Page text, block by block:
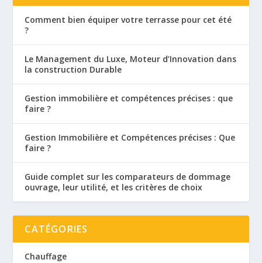
Comment bien équiper votre terrasse pour cet été
?
Le Management du Luxe, Moteur d’Innovation dans
la construction Durable
Gestion immobilière et compétences précises : que
faire ?
Gestion Immobilière et Compétences précises : Que
faire ?
Guide complet sur les comparateurs de dommage
ouvrage, leur utilité, et les critères de choix
CATÉGORIES
Chauffage